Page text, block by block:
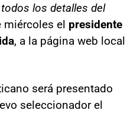
los detalles del
miércoles el presidente
, a la página web local
será presentado
seleccionador el